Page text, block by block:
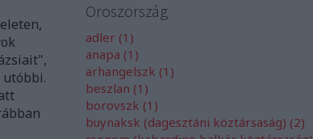
utóbbi.
Oroszország
adler (1 )
anapa (1 )
arhangelszk (1 )
beszlan (1 )
borovszk (1 )
buynaksk (dagesztáni köztársaság) (2)